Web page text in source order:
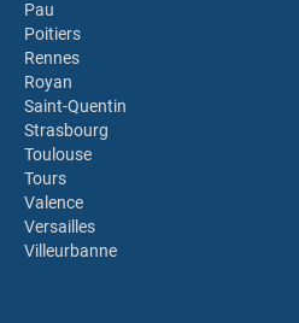
Pau
Poitiers
Rennes
Royan
Saint-Quentin
Strasbourg
Toulouse
Tours
Valence
Versailles
Villeurbanne